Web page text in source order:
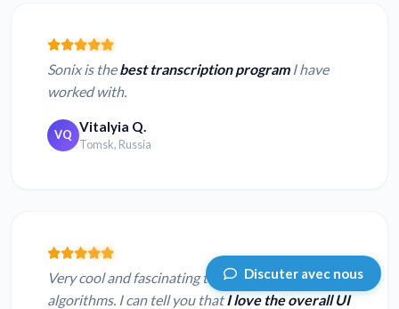
Sonix is thebest transcription programI have
worked with.
VQ Vitalyia Q.
Tomsk, Russia
Very cool and fascinating too. Ahh the power of
algorithms. I can tell you thatI love the overall UI
Discuter avec nous